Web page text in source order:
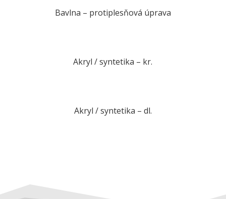
Bavlna – protiplesňová úprava
Akryl / syntetika – kr.
Akryl / syntetika – dl.